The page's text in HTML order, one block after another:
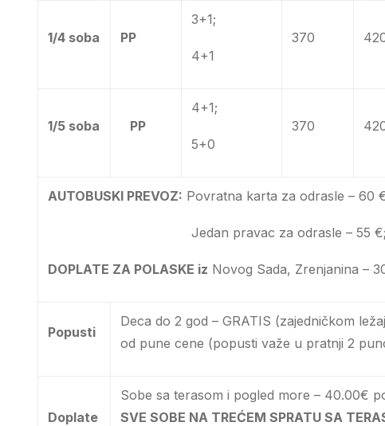
1/4 soba PP
3+1;
4+1
370
1/5 soba PP
4+1;
5+0
370
AUTOBUSKI PREVOZ: Povratna karta za odrasle – 60
Jedan pravac za odrasle – 55 €; Deca
DOPLATE ZA POLASKE iz Novog Sada, Zrenjanina –
Popusti
Deca do 2 god – GRATIS (zajedničkom
od pune cene (popusti važe u pratnji 2
Doplate
Sobe sa terasom i pogled more – 40.00€
SVE SOBE NA TREĆEM SPRATU SA